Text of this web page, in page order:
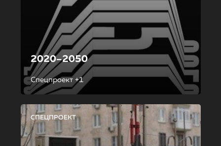
2020–2050
Спецпроект +1
СПЕЦПРОЕКТ